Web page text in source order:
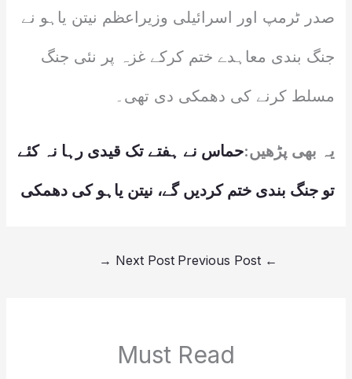
صدر ٹرمپ اور اسرائیلی وزیراعظم نیتن یاہو نے
جنگ بندی معاہدے ختم کرکے غزہ پر نئی جنگ
مسلط کرنے کی دھمکی دی تھی۔
یہ بھی پڑھیں:حماس نے ہفتے تک قیدی رہا نہ کئے
تو جنگ بندی ختم کردیں گے، نیتن یاہو کی دھمکی
←
Next Post
→
Must Read